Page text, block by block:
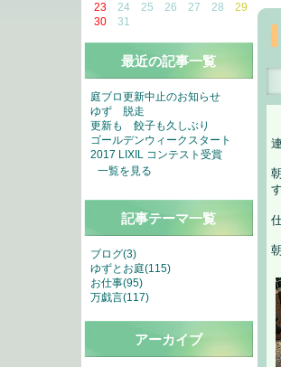
23
24 25 26 27 28
29
30
31
最近の記事一覧
庭ブロ更新中止のお知らせ
ゆず 脱走
更新も 餃子も久しぶり
ゴールデンウィークスタート
2017 LIXIL コンテスト受賞
一覧を見る
記事テーマ一覧
ブログ(3)
ゆずとお庭(115)
お仕事(95)
万戯言(117)
アーカイブ